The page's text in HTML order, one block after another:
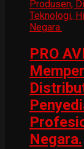
PRO
Negara.